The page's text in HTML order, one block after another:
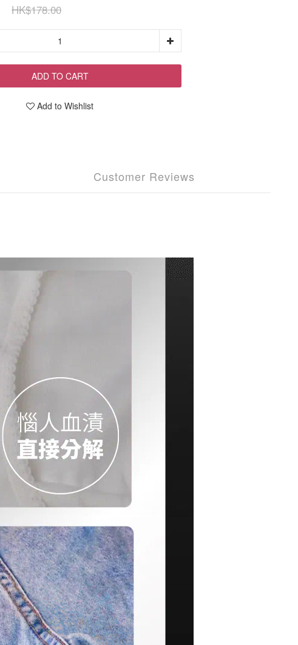
HK$178.00
ADD TO CART
Add to Wishlist
Customer Reviews